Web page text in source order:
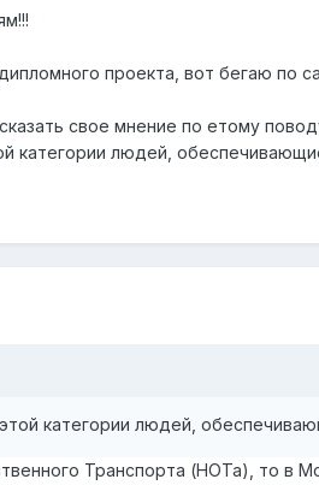
проекта, вот бегаю по
свое мнение по етому
категории людей,
категории людей,
Транспорта (НОТа), то в